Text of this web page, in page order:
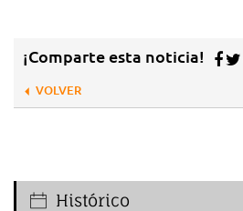
¡Comparte esta noticia!
VOLVER
Histórico